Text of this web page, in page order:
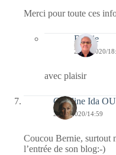
Merci pour toute ces
Bernie
20/04/2020/
avec plaisir
Caroline Ida
20/04/2020/14:59
Coucou Bernie, surtout
l’entrée de son blog:-)